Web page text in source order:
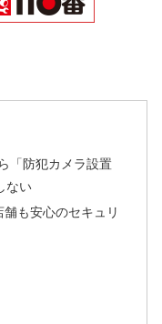
「防犯カメラ設置
ない
も安心のセキュリ